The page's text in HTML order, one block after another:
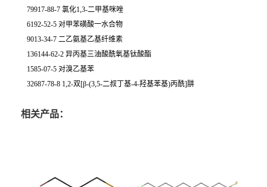
79917-88-7 氯化1,3-二甲基咪唑
6192-52-5 对甲苯磺酸一水合物
9013-34-7 二乙氨基乙基纤维素
136144-62-2 异丙基三油酸酰氧基钛酸酯
1585-07-5 对溴乙基苯
32687-78-8 1,2-双[β-(3,5-二叔丁基-4-羟基苯基)丙酰]肼
相关产品：